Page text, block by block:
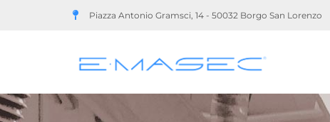
Piazza Antonio Gramsci, 14 - 50032 Borgo San Lorenzo